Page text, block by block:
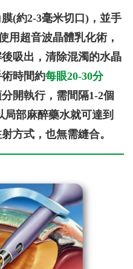
(約2-3毫米切口)，並手
用超音波晶體乳化術，
吸出，清除混濁的水晶
時間約每眼20-30分
開執行，需間隔1-2個
部麻醉藥水就可達到
方式，也無需縫合。